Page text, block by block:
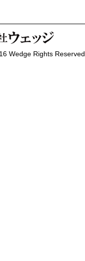
Wedge Rights Reserved